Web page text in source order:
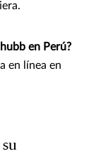
en Perú?
en línea en